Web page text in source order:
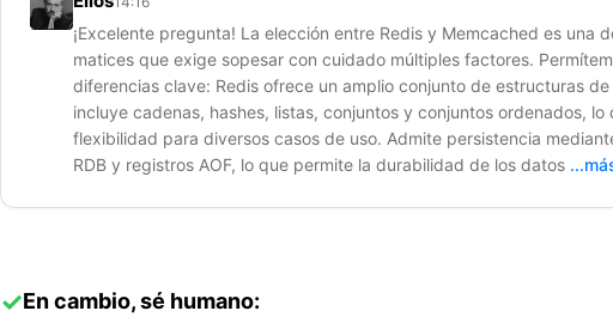
¡Excelente pregunta! La elección entre Redis y Memcached es una
matices que exige sopesar con cuidado múltiples factores.
diferencias clave: Redis ofrece un amplio conjunto de estructuras
incluye cadenas, hashes, listas, conjuntos y conjuntos ordenados, lo
flexibilidad para diversos casos de uso. Admite persistencia
RDB y registros AOF, lo que permite la durabilidad de los datos
En cambio, sé humano: